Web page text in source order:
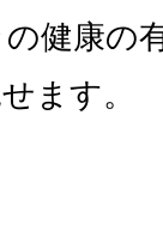
健康の
ます。